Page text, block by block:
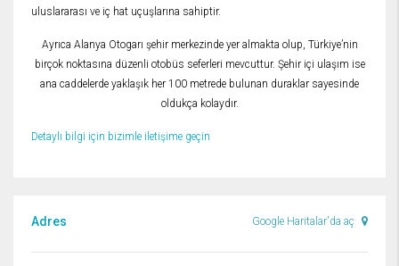
uluslararası ve iç hat uçuşlarına sahiptir.
Ayrıca Alanya Otogarı şehir merkezinde yer almakta olup, Türkiye’nin
birçok noktasına düzenli otobüs seferleri mevcuttur. Şehir içi ulaşım ise
ana caddelerde yaklaşık her 100 metrede bulunan duraklar sayesinde
oldukça kolaydır.
Detaylı bilgi için bizimle iletişime geçin
Adres Google Haritalar'da aç